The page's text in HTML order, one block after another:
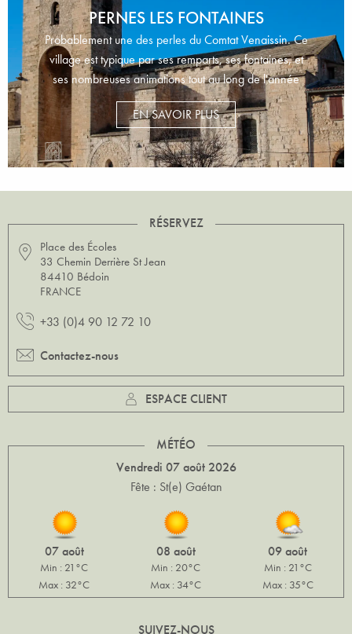
PERNES LES FONTAINES
Probablement une des perles du Comtat Venaissin. Ce
village est typique par ses remparts, ses fontaines, et
ses nombreuses animations tout au long de l'année
EN SAVOIR PLUS
RÉSERVEZ
Place des Écoles
33 Chemin Derrière St Jean
84410 Bédoin
FRANCE
+33 (0)4 90 12 72 10
Contactez-nous
ESPACE CLIENT
MÉTÉO
Vendredi 07 août 2026
Fête : St(e) Gaétan
07 août
Min : 21°C
Max : 32°C
08 août
Min : 20°C
Max : 34°C
09 août
Min : 21°C
Max : 35°C
SUIVEZ-NOUS